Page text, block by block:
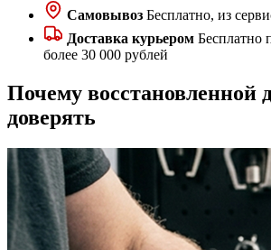
Самовывоз Бесплатно, из
Доставка курьером Бесплатно
более 30 000 рублей
Почему восстановленной
доверять